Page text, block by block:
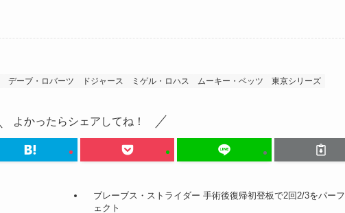
デーブ・ロバーツ ドジャース ミゲル・ロハス ムーキー・ベッツ 東京シリーズ
よかったらシェアしてね！
ブレーブス・ストライダー 手術後復帰初登板で2回2/3をパーフ
ェクト